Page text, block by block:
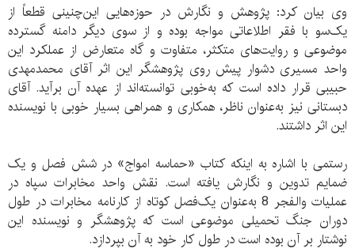
وی بیان کرد: پژوهش و نگارش در حوزه‌هایی این‌چنینی قطعاً از
یک‌سو با فقر اطلاعاتی مواجه بوده و از سوی دیگر دامنه گسترده
موضوعی و روایت‌های متکثر، متفاوت و گاه متعارض از عملکرد این
واحد مسیری دشوار پیش روی پژوهشگر این اثر آقای محمدمهدی
حبیبی قرار داده است که به‌خوبی توانسته‌اند از عهده آن برآید. آقای
دبستانی نیز به‌عنوان ناظر، همکاری و همراهی بسیار خوبی با نویسنده
این اثر داشتند.
رستمی با اشاره به اینکه کتاب «حماسه امواج» در شش فصل و یک
ضمایم تدوین و نگارش یافته است. نقش واحد مخابرات سپاه در
عملیات والفجر 8 به‌عنوان یک‌فصل کوتاه از کارنامه مخابرات در طول
دوران جنگ تحمیلی موضوعی است که پژوهشگر و نویسنده این
نوشتار بر آن بوده است در طول کار خود به آن بپردازد.